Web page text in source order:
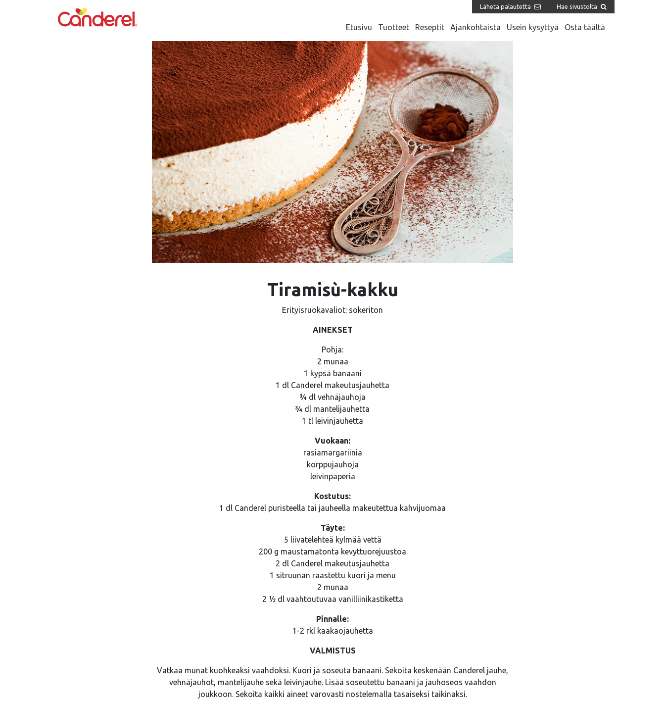
Etusivu Tuotteet Reseptit Ajankohtaista Usein kysyttyä Osta täältä
Lähetä palautetta Hae sivustolta
Tiramisù-kakku
Erityisruokavaliot: sokeriton
AINEKSET
Pohja:
2 munaa
1 kypsä banaani
1 dl Canderel makeutusjauhetta
¾ dl vehnäjauhoja
¾ dl mantelijauhetta
1 tl leivinjauhetta
Vuokaan:
rasiamargariinia
korppujauhoja
leivinpaperia
Kostutus:
1 dl Canderel puristeella tai jauheella makeutettua kahvijuomaa
Täyte:
5 liivatelehteä kylmää vettä
200 g maustamatonta kevyttuorejuustoa
2 dl Canderel makeutusjauhetta
1 sitruunan raastettu kuori ja menu
2 munaa
2 ½ dl vaahtoutuvaa vanilliinikastiketta
Pinnalle:
1-2 rkl kaakaojauhetta
VALMISTUS
Vatkaa munat kuohkeaksi vaahdoksi. Kuori ja soseuta banaani. Sekoita keskenään Canderel jauhe,
vehnäjauhot, mantelijauhe sekä leivinjauhe. Lisää soseutettu banaani ja jauhoseos vaahdon
joukkoon. Sekoita kaikki aineet varovasti nostelemalla tasaiseksi taikinaksi.